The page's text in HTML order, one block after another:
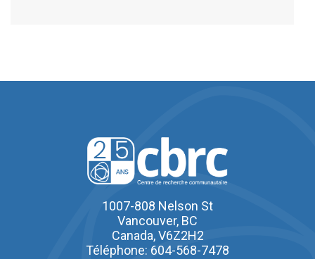
1007-808 Nelson St
Vancouver, BC
Canada, V6Z2H2
Téléphone: 604-568-7478